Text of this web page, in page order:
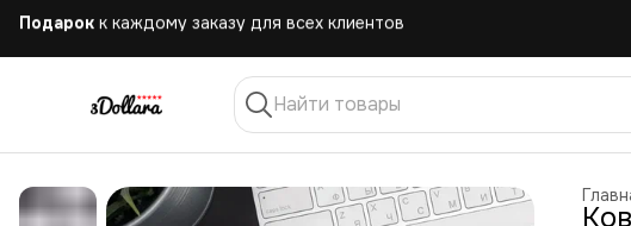
Бесплатная доставка при заказе от 10.000 руб.